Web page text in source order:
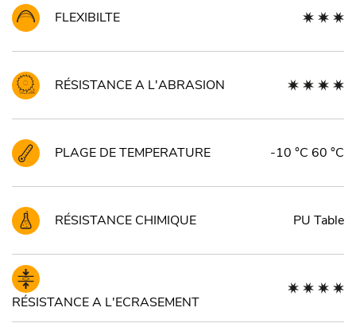
FLEXIBILTE
RÉSISTANCE A L'ABRASION
PLAGE DE TEMPERATURE -10 °C 60 °C
RÉSISTANCE CHIMIQUE PU Table
RÉSISTANCE A L'ECRASEMENT